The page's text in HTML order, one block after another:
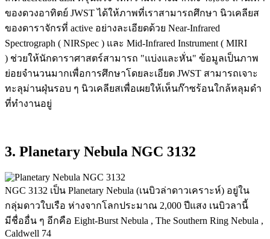
ของดวงอาทิตย์ JWST ได้ให้ภาพที่เราสามารถศึกษา นิวเคลียส
ของดาราจักรที่ active อย่างละเอียดด้วย Near-Infrared
Spectrograph ( NIRSpec ) และ Mid-Infrared Instrument ( MIRI
) ช่วยให้นักดาราศาสตร์สามารถ "แบ่งและหั่น" ข้อมูลเป็นภาพ
ย่อยจำนวนมากเพื่อการศึกษาโดยละเอียด JWST สามารถเจาะ
ทะลุม่านฝุ่นรอบ ๆ นิวเคลียสเพื่อเผยให้เห็นก๊าซร้อนใกล้หลุมดำ
ที่ทำงานอยู่
3. Planetary Nebula NGC 3132
NGC 3132 เป็น Planetary Nebula (เนบิวล่าดาวเคราะห์) อยู่ใน
กลุ่มดาวใบเรือ ห่างจากโลกประมาณ 2,000 ปีแสง เนบิวลานี้
มีชื่ออื่น ๆ อีกคือ Eight-Burst Nebula , The Southern Ring Nebula ,
Caldwell 74